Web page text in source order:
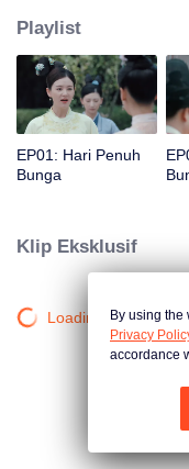
dia tunjukkan, dan diam-
berbahaya, mendapatkan
Playlist
EP01: Hari Penuh
Bunga
Klip Eksklusif
Loading…By using
Privacy
accordance